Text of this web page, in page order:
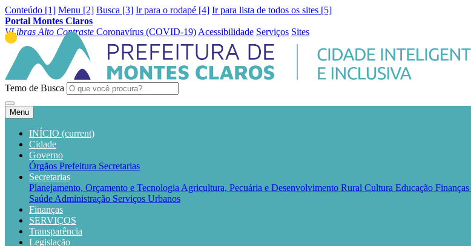
Conteúdo [1] Menu [2] Busca [3] Ir para o rodapé [4] Ir para lista de todos os sites [5]
Portal Montes Claros
VLibras Alto Contraste Coronavírus (COVID-19) Acessibilidade Serviços Sites
Temo de Busca
Menu
INÍCIO (current)
Cidade
Governo
Órgãos Prefeitura Secretarias
Secretarias
Planejamento, Orçamento e Tecnologia Agricultura, Pecuária e Desenvolvimento Rural Cultura Educação Finanças
Saúde Administração Serviços Urbanos
Finanças
SERVIÇOS
Transparência
Legislação